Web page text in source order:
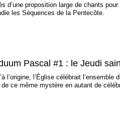
d’une proposition large de chants
les Séquences de la Pentecôte.
Pascal #1 : le Jeudi
l’origine, l’Église célébrait
ce même mystère en autant de